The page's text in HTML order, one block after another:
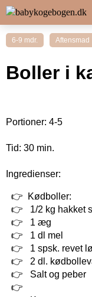
6-9 mdr. Aftensmad
Boller i
Portioner: 4-5
Tid: 30 min.
Ingredienser:
Kødboller:
1/2 kg hakket
1 æg
1 dl mel
1 spsk. revet
2 dl.
Salt og peber